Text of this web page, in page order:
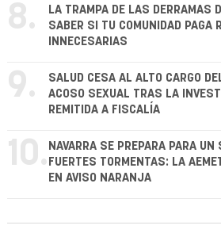
8.
LA TRAMPA DE LAS DERRAMAS
SABER SI TU COMUNIDAD PAGA
INNECESARIAS
9.
SALUD CESA AL ALTO CARGO
ACOSO SEXUAL TRAS LA
REMITIDA A FISCALÍA
10. NAVARRA SE PREPARA PARA UN
FUERTES TORMENTAS: LA
EN AVISO NARANJA